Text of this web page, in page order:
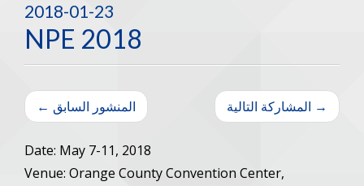
2018-01-23
NPE 2018
← المنشور السابق المشاركة التالية →
Date: May 7-11, 2018
Venue: Orange County Convention Center,